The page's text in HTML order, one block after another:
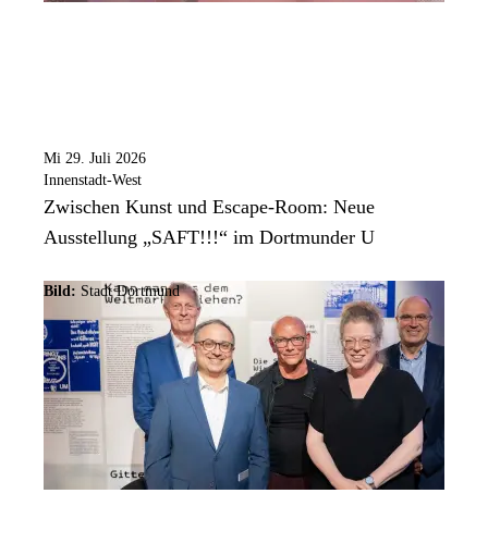
Mi 29. Juli 2026
Innenstadt-West
Zwischen Kunst und Escape-Room: Neue
Ausstellung „SAFT!!!“ im Dortmunder U
Bild: Stadt Dortmund